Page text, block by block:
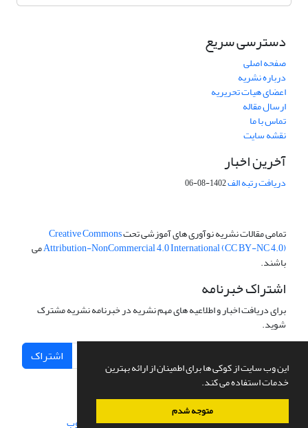
این وب سایت از کوکی ها برای اطمینان از ارائه بهترین
خدمات استفاده می کند.
متوجه شدم
دسترسی سریع
صفحه اصلی
درباره نشریه
اعضای هیات تحریریه
ارسال مقاله
تماس با ما
نقشه سایت
آخرین اخبار
دریافت رتبه الف1402-08-06
تمامی مقالات نشریه نوآوری های آموزشی تحتCreative Commons
Attribution-NonCommercial 4.0 International (CC BY-NC 4.0)می
باشند.
اشتراک خبرنامه
برای دریافت اخبار و اطلاعیه های مهم نشریه در خبرنامه نشریه مشترک
شوید.
اشتراک
سامانه مدیریت نشریات علمی.طراحی و پیاده سازی از سیناوب